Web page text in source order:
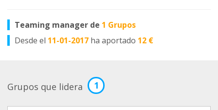
Teaming manager de 1 Grupos
Desde el 11-01-2017 ha aportado 12 €
Grupos que lidera 1